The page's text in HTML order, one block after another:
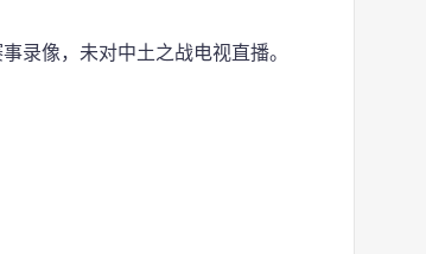
录像，未对中土之战电视直播。